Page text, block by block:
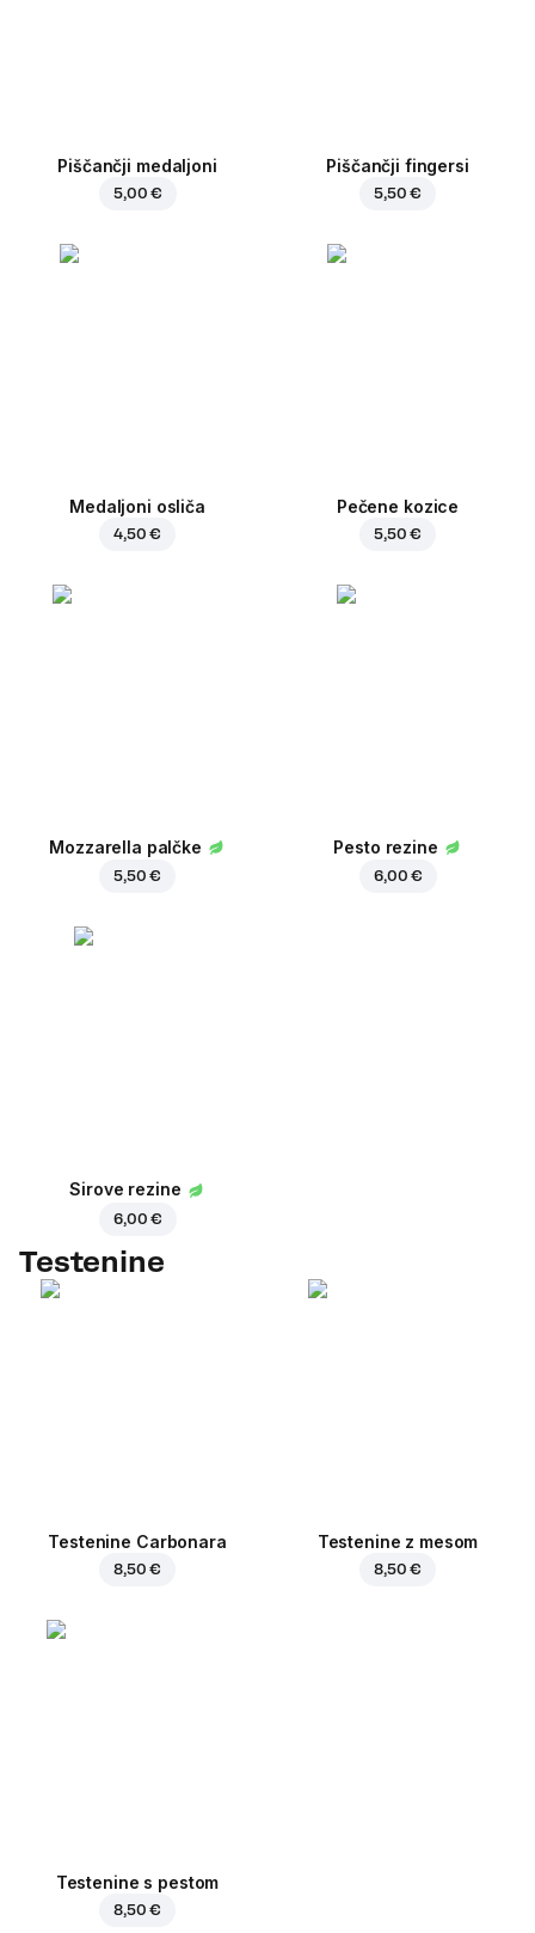
Piščančji medaljoni
5,00 €
Piščančji fingersi
5,50 €
Medaljoni osliča
4,50 €
Pečene kozice
5,50 €
Mozzarella palčke
5,50 €
Pesto rezine
6,00 €
Sirove rezine
6,00 €
Testenine
Testenine Carbonara
8,50 €
Testenine z mesom
8,50 €
Testenine s pestom
8,50 €